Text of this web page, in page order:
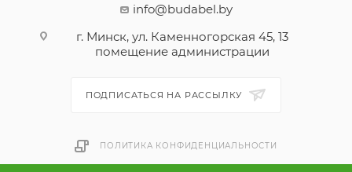
info@budabel.by
г. Минск, ул. Каменногорская 45, 13
помещение администрации
ПОДПИСАТЬСЯ НА РАССЫЛКУ
ПОЛИТИКА КОНФИДЕНЦИАЛЬНОСТИ